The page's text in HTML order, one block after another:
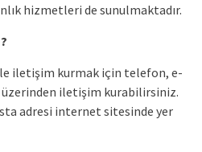
hizmetleri de sunulmaktadır.
iletişim kurmak için telefon, e-
iletişim kurabilirsiniz.
adresi internet sitesinde yer